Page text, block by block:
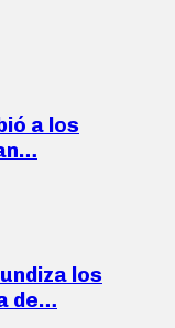
a los
los
de…